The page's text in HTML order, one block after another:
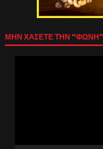
ΜΗΝ ΧΑΣΕΤΕ ΤΗΝ